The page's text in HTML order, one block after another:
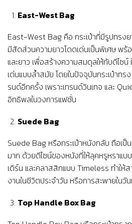
East-West Bag
East-West Bag คือ กระเป๋าที่มีรูปทรง
มีสัดส่วนความยาวโดดเด่นเป็นพิเศษ พร้
และยาว เพื่อสร้างความสมดุลให้กับดีไซน์
เด่นแบบล้ำสมัย โดยในปัจจุบันกระเป๋าท
รนด์อีกครั้ง เพราะเทรนด์วินเทจ และ
อิทธิพลในวงการแฟชั่น
Suede Bag
Suede Bag หรือกระเป๋าหนังกลับ ถือเป็
มาก ด้วยดีไซน์ของหนังที่ให้ลุคหรูหราแบ
เดิร์น และคลาสสิกแบบ Timeless ทำให้
งานในชีวิตประจำวัน หรือการสะพายใน
Top Handle Box Bag